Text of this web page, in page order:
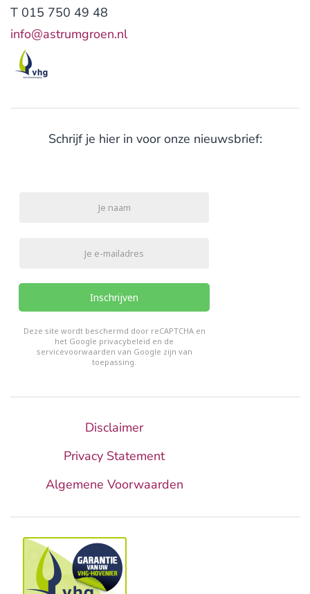
T 015 750 49 48
info@astrumgroen.nl
Schrijf je hier in voor onze nieuwsbrief:
Inschrijven
reCHAPTCHA*
Deze site wordt beschermd door reCAPTCHA en
het Google privacybeleid en de
servicevoorwaarden van Google zijn van
toepassing.
Disclaimer
Privacy Statement
Algemene Voorwaarden